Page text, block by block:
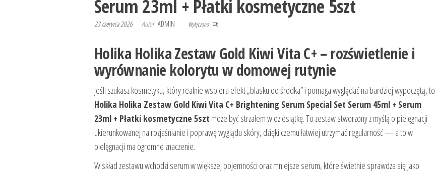
Serum 23ml + Płatki kosmetyczne 5szt
23 czerwca 2026 Autor ADMIN Wyłączono
Holika Holika Zestaw Gold Kiwi Vita C+ – rozświetlenie i
wyrównanie kolorytu w domowej rutynie
Jeśli szukasz kosmetyku, który realnie wspiera efekt „blasku od środka” i pomaga wyglądać na bardziej wypoczętą, to
Holika Holika Zestaw Gold Kiwi Vita C+ Brightening Serum Special Set Serum 45ml + Serum
23ml + Płatki kosmetyczne 5szt może być strzałem w dziesiątkę. To zestaw stworzony z myślą o pielęgnacji
ukierunkowanej na rozjaśnianie i poprawę wyglądu skóry, dzięki czemu łatwiej utrzymać regularność — a to w
pielęgnacji ma ogromne znaczenie.
W skład zestawu wchodzi serum w większej pojemności oraz mniejsze serum, które świetnie sprawdza się jako